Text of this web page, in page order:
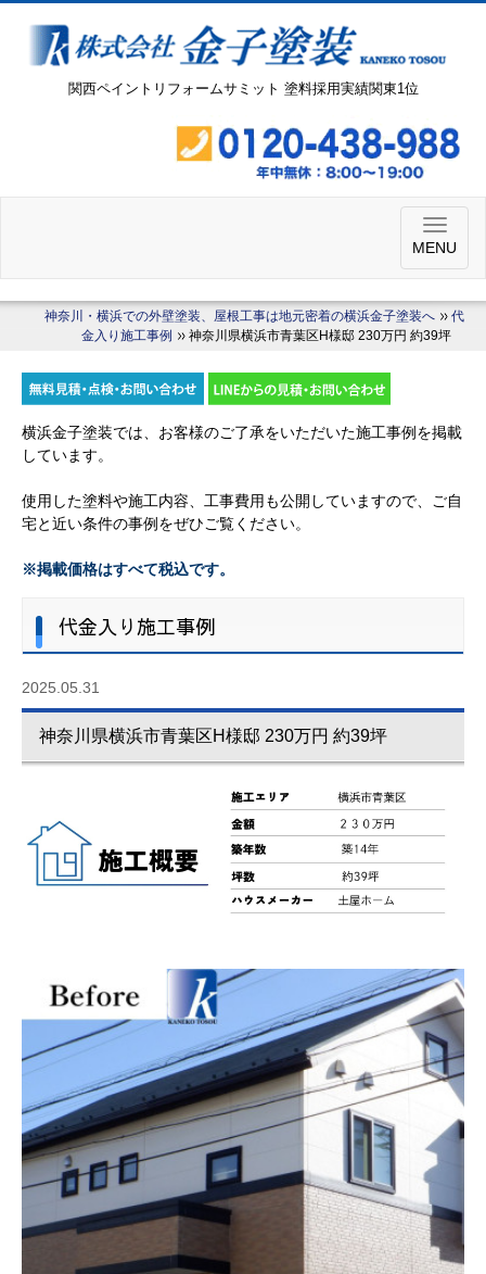
関西ペイントリフォームサミット 塗料採用実績関東1位
MENU
神奈川・横浜での外壁塗装、屋根工事は地元密着の横浜金子塗装へ
代
金入り施工事例
神奈川県横浜市青葉区H様邸 230万円 約39坪
横浜金子塗装では、お客様のご了承をいただいた施工事例を掲載
しています。
使用した塗料や施工内容、工事費用も公開していますので、ご自
宅と近い条件の事例をぜひご覧ください。
※掲載価格はすべて税込です。
代金入り施工事例
2025.05.31
神奈川県横浜市青葉区H様邸 230万円 約39坪